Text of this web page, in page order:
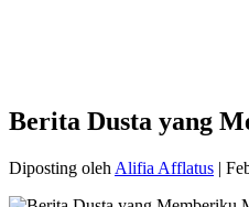
Berita Dusta yang
Diposting oleh Alifia Afflatus |